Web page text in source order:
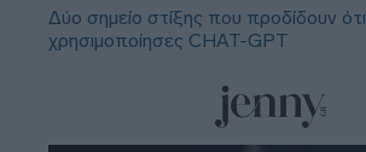
Δύο σημείο στίξης που προδίδουν ότι
χρησιμοποίησες CHAT-GPT